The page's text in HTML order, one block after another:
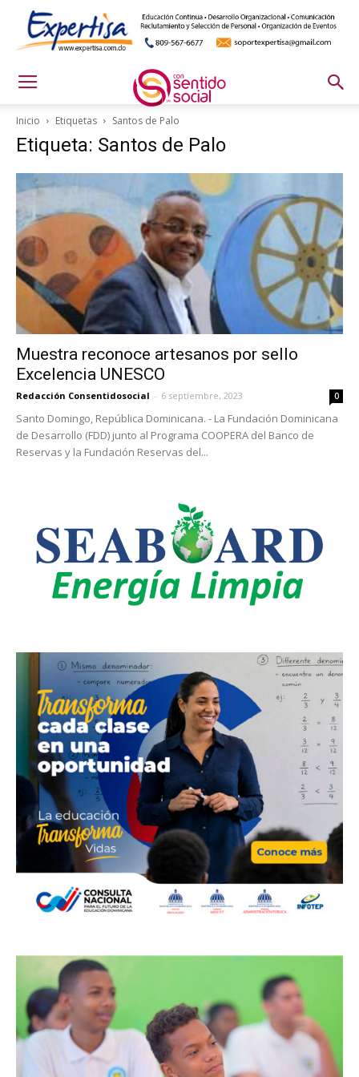
Inicio Etiquetas Santos de Palo
Etiqueta: Santos de Palo
Muestra reconoce artesanos por sello
Excelencia UNESCO
Redacción Consentidosocial - 6 septiembre, 2023 0
Santo Domingo, República Dominicana. - La Fundación Dominicana
de Desarrollo (FDD) junto al Programa COOPERA del Banco de
Reservas y la Fundación Reservas del...